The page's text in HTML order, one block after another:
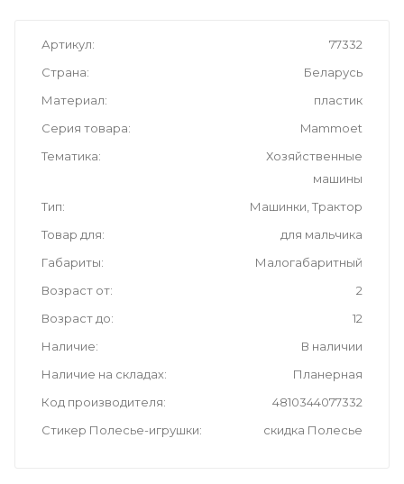
Артикул
77332
Страна
Беларусь
Материал
пластик
Серия товара
Mammoet
Тематика
Хозяйственные
машины
Тип
Машинки, Трактор
Товар для
для мальчика
Габариты
Малогабаритный
Возраст от
2
Возраст до
12
Наличие
В наличии
Наличие на складах
Планерная
Код производителя
4810344077332
Стикер Полесье-игрушки
скидка Полесье